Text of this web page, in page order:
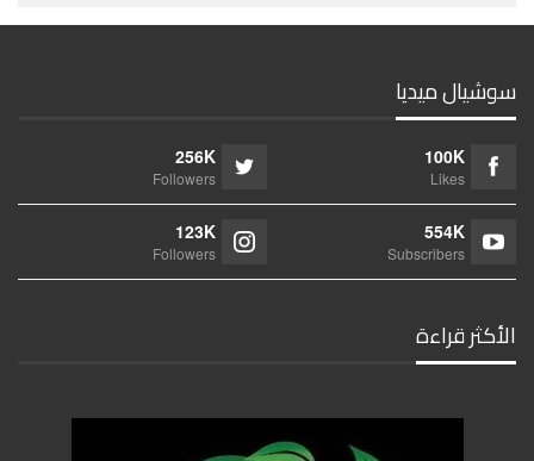
سوشيال ميديا
100K
Likes
256K
Followers
554K
Subscribers
123K
Followers
الأكثر قراءة